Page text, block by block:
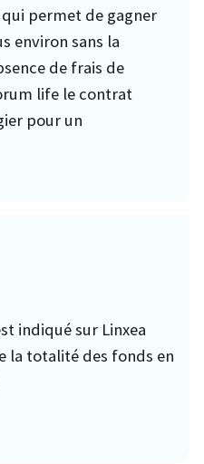
permet de gagner
environ sans la
de frais de
life le contrat
pour un
indiqué sur Linxea
la totalité des fonds en